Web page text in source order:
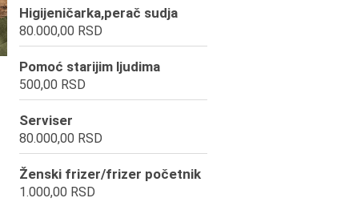
Higijeničarka,perač sudja
80.000,00 RSD
Pomoć starijim ljudima
500,00 RSD
Serviser
80.000,00 RSD
Ženski frizer/frizer početnik
1.000,00 RSD